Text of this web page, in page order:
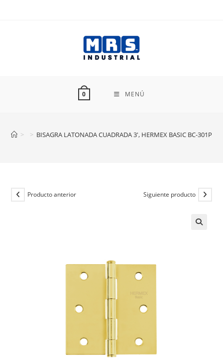
0 MENÚ
> > BISAGRA LATONADA CUADRADA 3′, HERMEX BASIC BC-301PP
Producto anterior Siguiente producto